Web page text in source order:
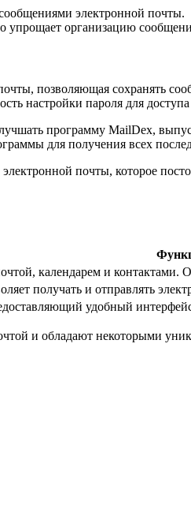
электронной почты.
упрощает организацию
позволяющая сохранять
настройки пароля для
программу MailDex,
для получения всех
почты, которое
календарем и
получать и отправлять
удобный
и обладают некоторыми